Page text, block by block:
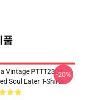
품
Vintage PTTT2304
Soul Eater T-Shirts
-20%